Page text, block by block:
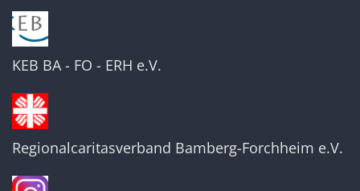
KEB BA - FO - ERH e.V.
Regionalcaritasverband Bamberg-Forchheim e.V.